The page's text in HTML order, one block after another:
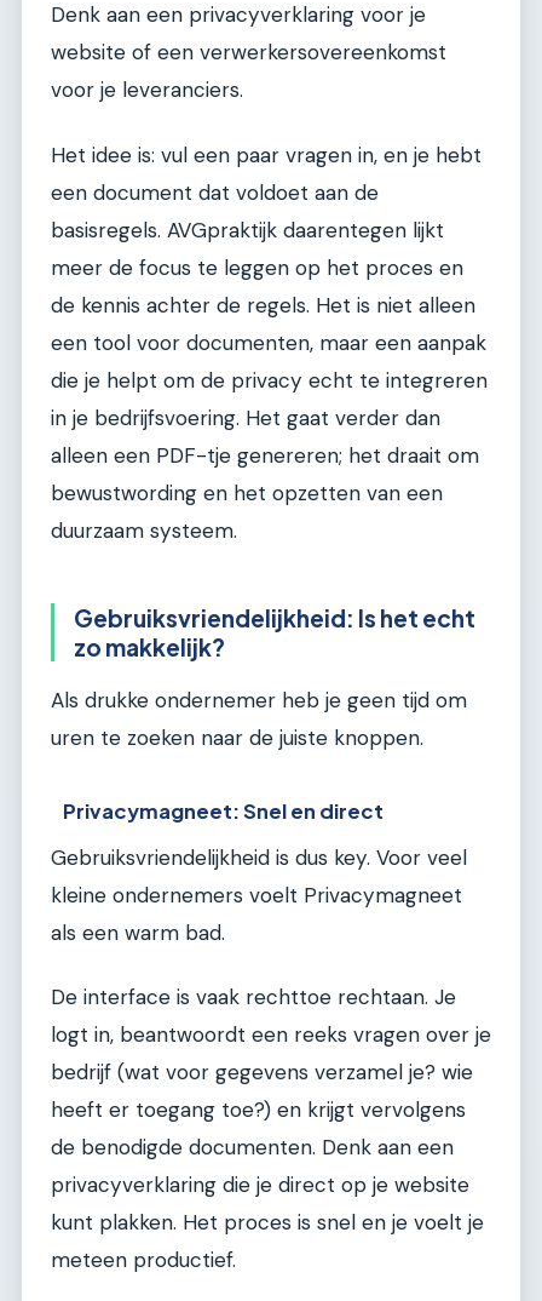
Denk aan een privacyverklaring voor je
website of een verwerkersovereenkomst
voor je leveranciers.
Het idee is: vul een paar vragen in, en je hebt
een document dat voldoet aan de
basisregels. AVGpraktijk daarentegen lijkt
meer de focus te leggen op het proces en
de kennis achter de regels. Het is niet alleen
een tool voor documenten, maar een aanpak
die je helpt om de privacy echt te integreren
in je bedrijfsvoering. Het gaat verder dan
alleen een PDF-tje genereren; het draait om
bewustwording en het opzetten van een
duurzaam systeem.
Gebruiksvriendelijkheid: Is het echt
zo makkelijk?
Als drukke ondernemer heb je geen tijd om
uren te zoeken naar de juiste knoppen.
Privacymagneet: Snel en direct
Gebruiksvriendelijkheid is dus key. Voor veel
kleine ondernemers voelt Privacymagneet
als een warm bad.
De interface is vaak rechttoe rechtaan. Je
logt in, beantwoordt een reeks vragen over je
bedrijf (wat voor gegevens verzamel je? wie
heeft er toegang toe?) en krijgt vervolgens
de benodigde documenten. Denk aan een
privacyverklaring die je direct op je website
kunt plakken. Het proces is snel en je voelt je
meteen productief.